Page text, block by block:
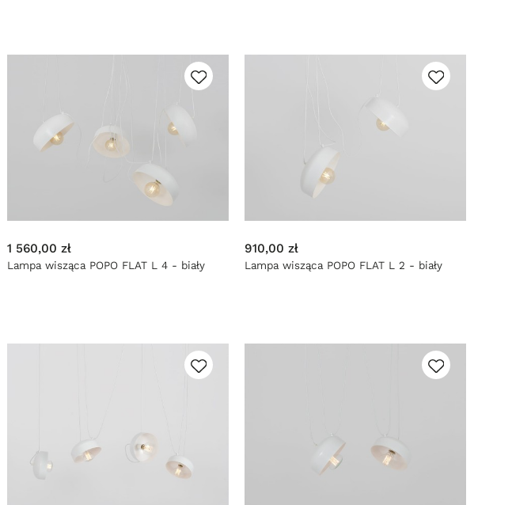
1 560,00 zł
Lampa wisząca POPO FLAT L 4 - biały
910,00 zł
Lampa wisząca POPO FLAT L 2 - biały